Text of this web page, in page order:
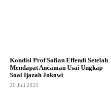
Kondisi Prof Sofian Effendi Setelah
Mendapat Ancaman Usai Ungkap
Soal Ijazah Jokowi
20 Juli 2025